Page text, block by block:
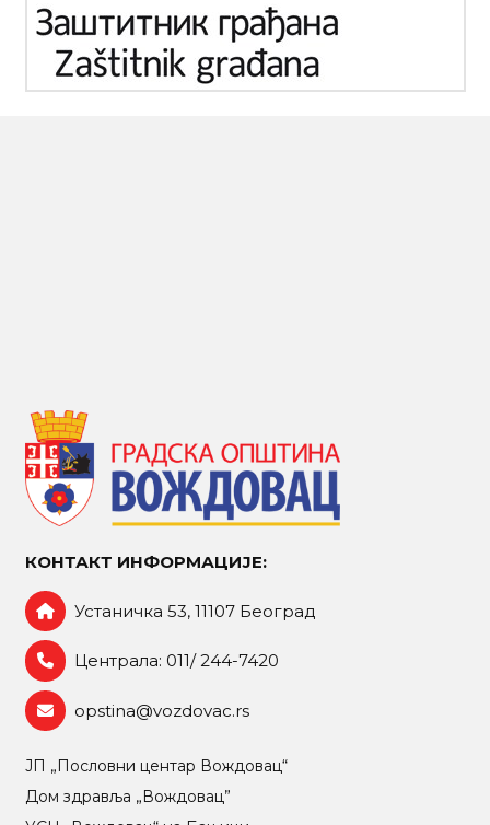
КОНТАКТ ИНФОРМАЦИЈЕ:
Устаничка 53, 11107 Београд
Централа: 011/ 244-7420
opstina@vozdovac.rs
ЈП „Пословни центар Вождовац“
Дом здравља „Вождовац”